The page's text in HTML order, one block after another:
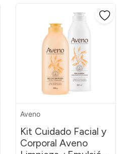
Aveno
Kit Cuidado Facial y
Corporal Aveno